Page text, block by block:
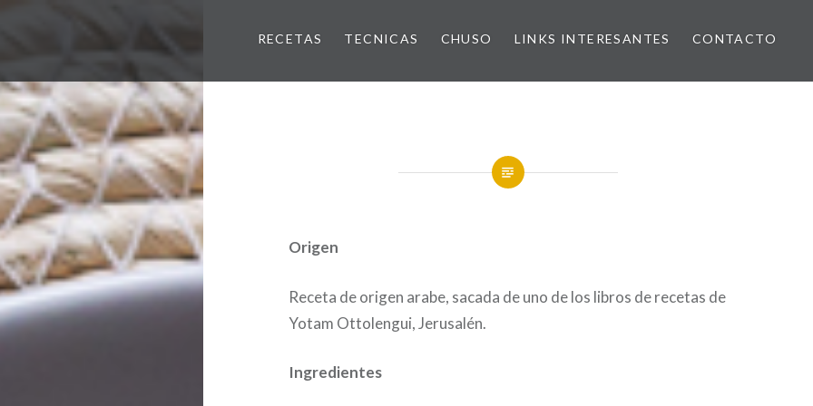
RECETAS TECNICAS CHUSO LINKS INTERESANTES CONTACTO
Origen
Receta de origen arabe, sacada de uno de los libros de recetas de
Yotam Ottolengui, Jerusalén.
Ingredientes